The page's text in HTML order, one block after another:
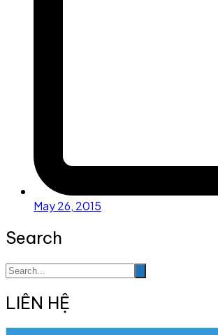
May 26, 2015
Search
LIÊN HỆ